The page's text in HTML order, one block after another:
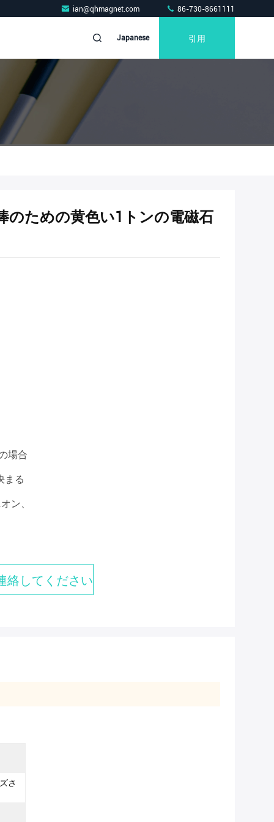
ian@qhmagnet.com 86-730-8661111
Japanese 引用
のための黄色い1トンの電磁石
場合
まる
ン、
絡してください
さ